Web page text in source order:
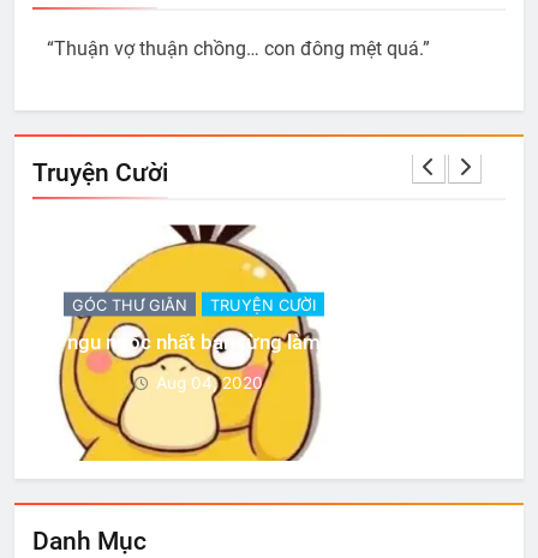
“Thuận vợ thuận chồng… con đông mệt quá.”
Truyện Cười
GÓC THƯ GIÃN TRUYỆN CƯỜI
Có 3 sự thật
Aug 04, 2020
Danh Mục